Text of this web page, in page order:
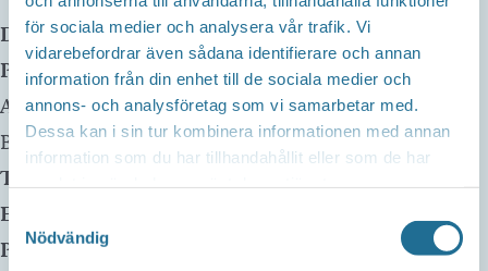
för sociala medier och analysera vår trafik. Vi
vidarebefordrar även sådana identifierare och annan
information från din enhet till de sociala medier och
annons- och analysföretag som vi samarbetar med.
Dessa kan i sin tur kombinera informationen med annan
information som du har tillhandahållit eller som de har
Samtyckesval
Nödvändig
Datum: 3 april, 2025 kl 16:00-16:30
Plats:Borensbergs Bibliotek
Adress: Husbyvägen 13
Borensberg, 59175
Telefon:
E-mail:
Pris:Gratis